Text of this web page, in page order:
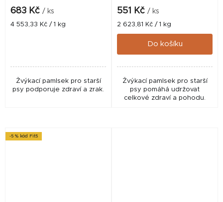
683 Kč / ks
Měrná
4 553,33 Kč / 1 kg
Žvýkací pamlsek pro starší
psy podporuje zdraví a zrak.
551 Kč / ks
Měrná
cena:
2 623,81 Kč / 1 kg
Do košíku
Žvýkací pamlsek pro starší
psy pomáhá udržovat
celkové zdraví a pohodu.
-5 % kód Fit5